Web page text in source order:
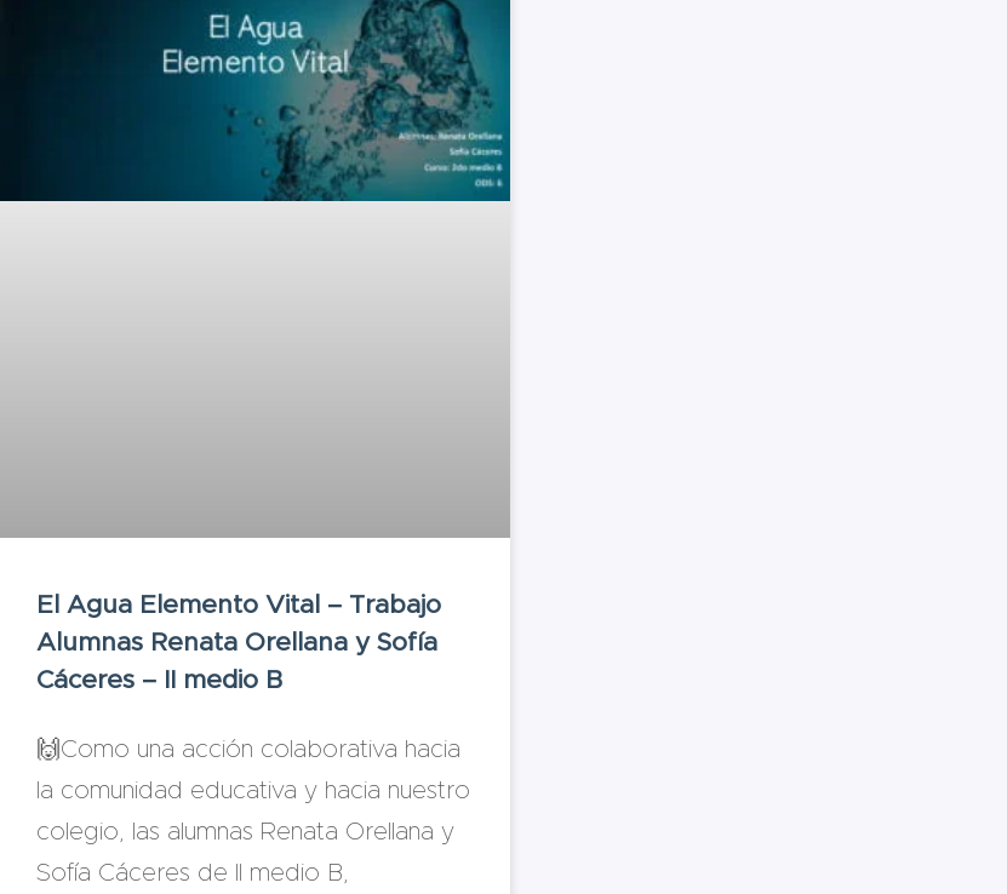
El Agua Elemento Vital – Trabajo
Alumnas Renata Orellana y Sofía
Cáceres – II medio B
🙌Como una acción colaborativa hacia
la comunidad educativa y hacia nuestro
colegio, las alumnas Renata Orellana y
Sofía Cáceres de II medio B,